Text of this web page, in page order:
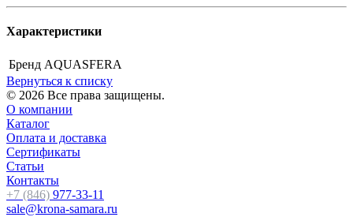
Характеристики
Бренд AQUASFERA
Вернуться к списку
© 2026 Все права защищены.
О компании
Каталог
Оплата и доставка
Сертификаты
Статьи
Контакты
+7 (846) 977-33-11
sale@krona-samara.ru